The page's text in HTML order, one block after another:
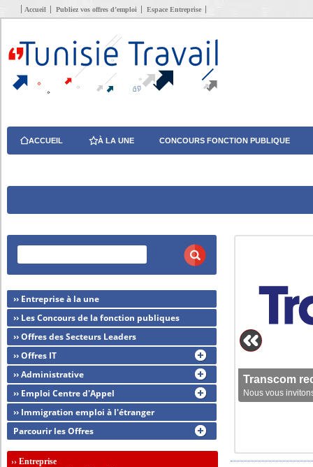
Accueil Publiez vos offres d’emploi Espace Entreprise
ACCUEIL À LA UNE CONCOURS FONCTION PUBLIQUE
Transcom
Nous vous
›› Entreprise à la une
›› Les Concours de la fonction publiques
›› Offres des Secteurs Leaders
›› Offres IT
›› Administrative
›› Emploi Centre d'Appel
›› Immigration emploi à l'étranger
Parcourir les Offres
››Entreprise